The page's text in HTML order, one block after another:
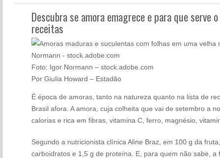
Descubra se amora emagrece e para que serve
receitas
Foto: Igor Normann – stock.adobe.com
Por Giulia Howard – Estadão
É época de amoras, tanto na natureza quanto na lista de
Brasil afora. A amora, cuja colheita que vai de setembro a
calorias e rica em fibras, vitamina C, ferro, magnésio,
Segundo a nutricionista clínica Aline Braz, em 100 g da
carboidratos e 1,5 g de proteína. E, para quem não sabe,